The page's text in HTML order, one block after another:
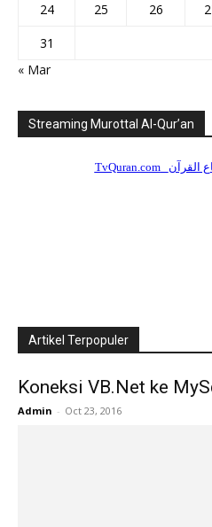
24
25 26
31
« Mar
Streaming Murottal Al-Qur’an
Artikel Terpopuler
Koneksi VB.Net ke
Admin - Oct 23, 2016